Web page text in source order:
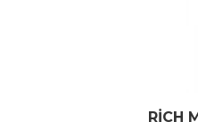
RİCH